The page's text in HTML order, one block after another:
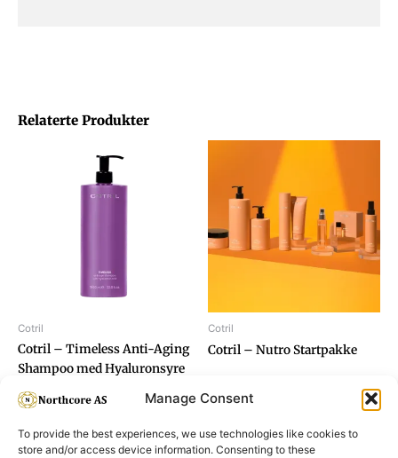
Manage Consent
To provide the best experiences, we use technologies like cookies to
store and/or access device information. Consenting to these
Relaterte Produkter
Cotril
Cotril – Timeless Anti-Aging
Shampoo med Hyaluronsyre
1000ml
Cotril
Cotril – Nutro Startpakke